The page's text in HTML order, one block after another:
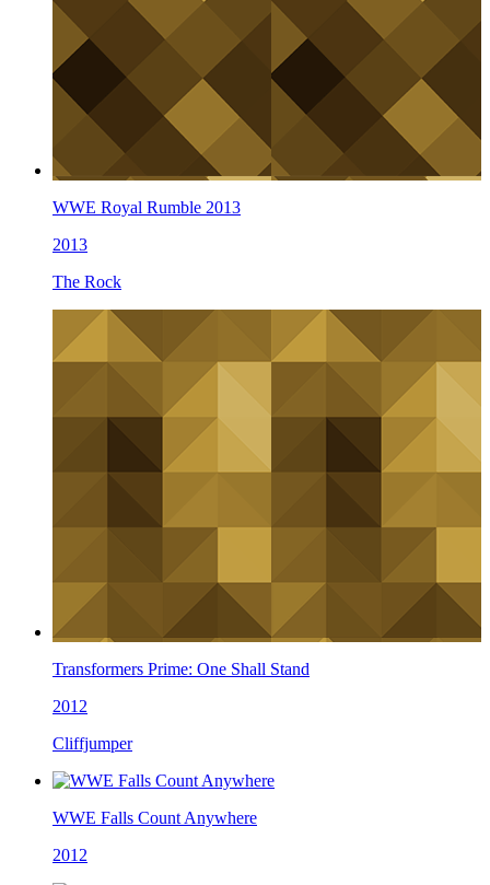
WWE Royal Rumble 2013
2013
The Rock
Transformers Prime: One Shall Stand
2012
Cliffjumper
WWE Falls Count Anywhere
2012